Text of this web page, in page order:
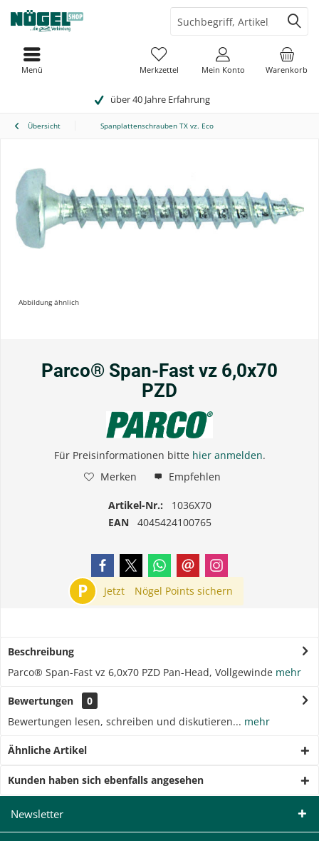
über 40 Jahre Erfahrung
Warenkorb
Merkzettel Mein Konto
Menü
Übersicht Spanplattenschrauben TX vz. Eco
Abbildung ähnlich
Parco® Span-Fast vz 6,0x70
PZD
Für Preisinformationen bitte hier anmelden.
Merken
Empfehlen
Artikel-Nr.:
1036X70
EAN
4045424100765
P Jetzt Nögel Points sichern
Beschreibung
Parco® Span-Fast vz 6,0x70 PZD Pan-Head, Vollgewinde mehr
Bewertungen
0
Bewertungen lesen, schreiben und diskutieren... mehr
Ähnliche Artikel
Kunden haben sich ebenfalls angesehen
Newsletter